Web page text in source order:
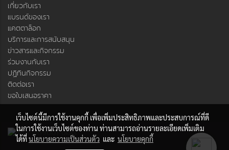
เกี่ยวกับเรา
แบรนด์ของเรา
แคตตาล็อก
บริการและการสนับสนุน
ข่าวสารและกิจกรรม
ร่วมงานกับเรา
ปฏิทินกิจกรรม
ติดต่อเรา
ขอใบเสนอราคา
เว็บไซต์นี้มีการใช้งานคุกกี้ เพื่อเพิ่มประสิทธิภาพและประสบการณ์ที่ดี
ในการใช้งานเว็บไซต์ของท่าน ท่านสามารถอ่านรายละเอียดเพิ่มเติม
ได้ที่นโยบายความเป็นส่วนตัว และ นโยบายคุกกี้